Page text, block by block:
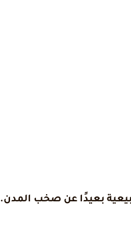
بعيدًا عن صخب المدن.